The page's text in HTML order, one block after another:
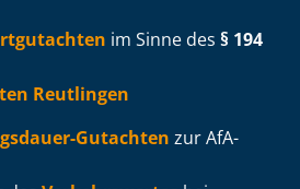
im Sinne des § 194
Reutlingen
Gutachten zur AfA-